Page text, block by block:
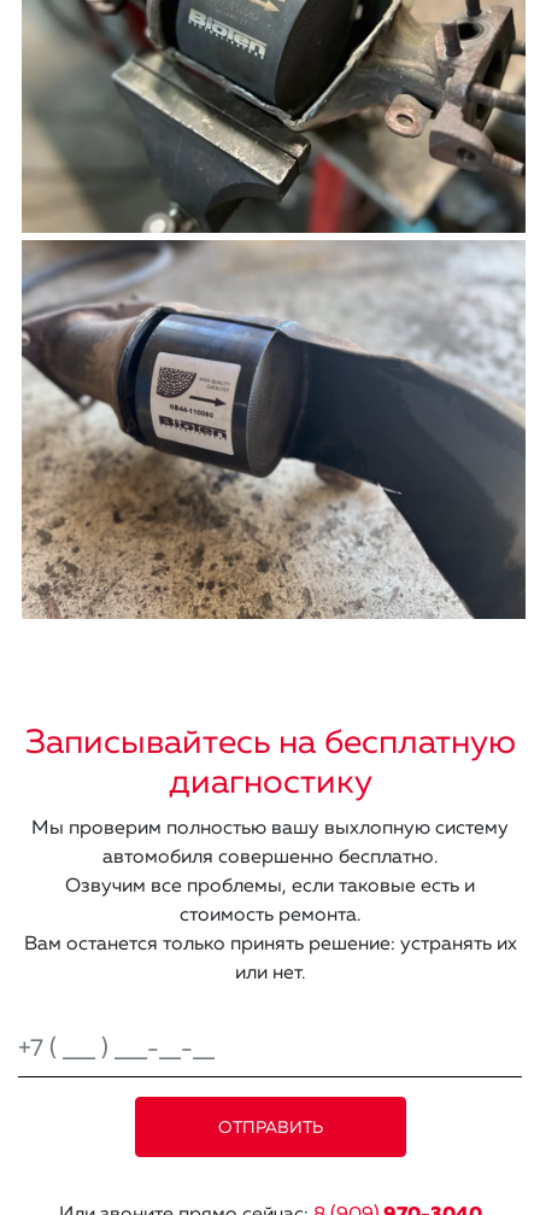
Записывайтесь на бесплатную
диагностику
Мы проверим полностью вашу выхлопную систему
автомобиля совершенно бесплатно.
Озвучим все проблемы, если таковые есть и
стоимость ремонта.
Вам останется только принять решение: устранять их
или нет.